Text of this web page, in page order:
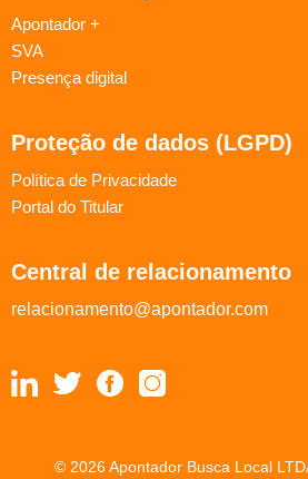
Apontador +
SVA
Presença digital
Proteção de dados (LGPD)
Política de Privacidade
Portal do Titular
Central de relacionamento
relacionamento@apontador.com
© 2026 Apontador Busca Local